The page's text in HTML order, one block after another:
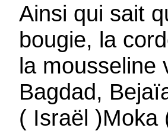
Ainsi qui sait
bougie, la
la mousseline
Bagdad,
( Israël )Moka